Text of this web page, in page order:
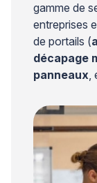
gamme de
entreprises
de portails (
décapage
panneaux,